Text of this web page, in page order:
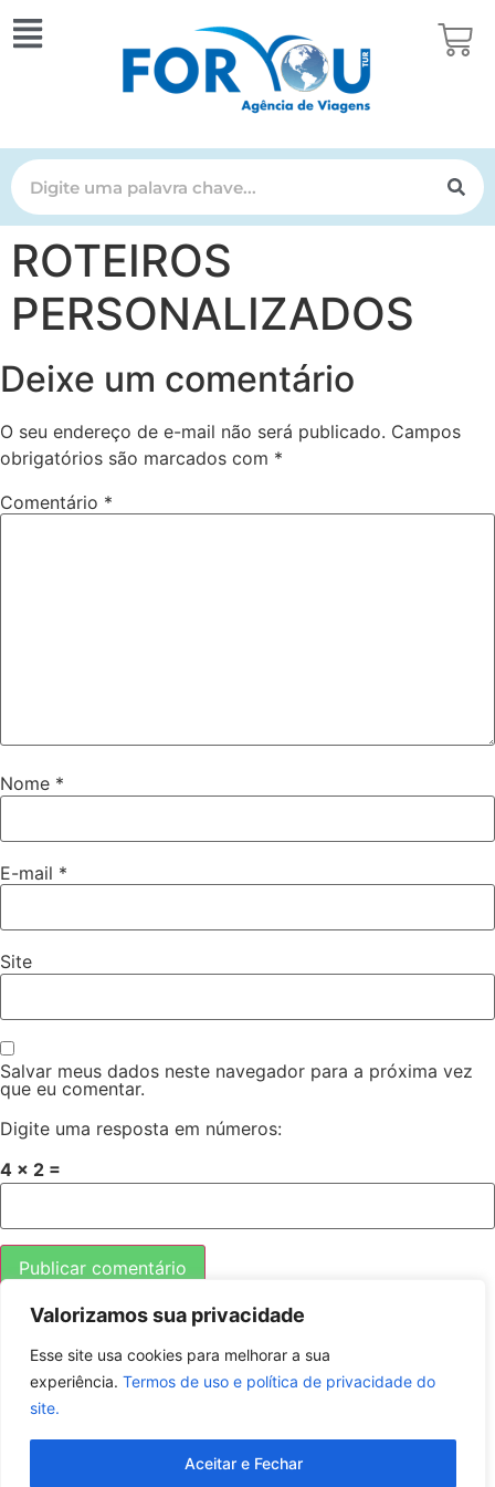
Valorizamos sua privacidade
Esse site usa cookies para melhorar a sua
experiência. Termos de uso e política de privacidade do
site.
Aceitar e Fechar
ROTEIROS
PERSONALIZADOS
Deixe um comentário
O seu endereço de e-mail não será publicado. Campos
obrigatórios são marcados com *
Comentário *
Nome *
E-mail *
Site
Salvar meus dados neste navegador para a próxima vez
que eu comentar.
Digite uma resposta em números:
4 × 2 =
O mundo para você